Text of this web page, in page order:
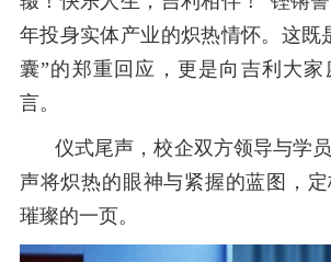
年投身实体产业的炽热情怀。这既
囊”的郑重回应，更是向 吉利大家
言。
仪式尾声，校企双方领导与学
声将炽热的眼神与紧握的蓝图，
璀璨的一页。